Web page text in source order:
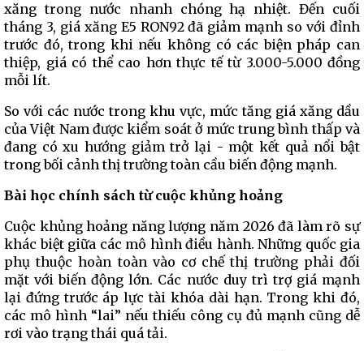
xăng trong nước nhanh chóng hạ nhiệt. Đến cuối
tháng 3, giá xăng E5 RON92 đã giảm mạnh so với đỉnh
trước đó, trong khi nếu không có các biện pháp can
thiệp, giá có thể cao hơn thực tế từ 3.000-5.000 đồng
mỗi lít.
So với các nước trong khu vực, mức tăng giá xăng dầu
của Việt Nam được kiểm soát ở mức trung bình thấp và
đang có xu hướng giảm trở lại - một kết quả nổi bật
trong bối cảnh thị trường toàn cầu biến động mạnh.
Bài học chính sách từ cuộc khủng hoảng
Cuộc khủng hoảng năng lượng năm 2026 đã làm rõ sự
khác biệt giữa các mô hình điều hành. Những quốc gia
phụ thuộc hoàn toàn vào cơ chế thị trường phải đối
mặt với biến động lớn. Các nước duy trì trợ giá mạnh
lại đứng trước áp lực tài khóa dài hạn. Trong khi đó,
các mô hình “lai” nếu thiếu công cụ đủ mạnh cũng dễ
rơi vào trạng thái quá tải.